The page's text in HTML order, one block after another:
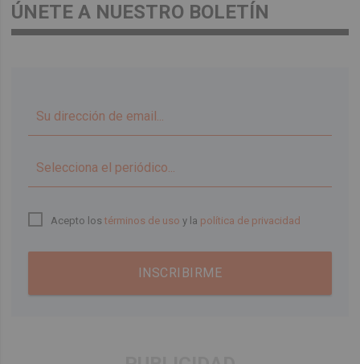
ÚNETE A NUESTRO BOLETÍN
Acepto lostérminos de uso y la política de privacidad
INSCRIBIRME